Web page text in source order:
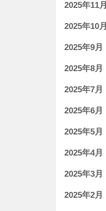
2025年11月
2025年10月
2025年9月
2025年8月
2025年7月
2025年6月
2025年5月
2025年4月
2025年3月
2025年2月